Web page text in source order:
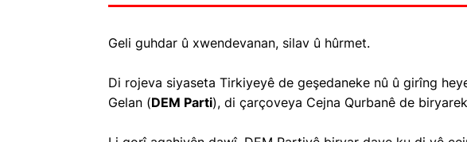
Geli guhdar û xwendevanan, silav û hûrmet.
Di rojeva siyaseta Tirkiyeyê de geşedaneke nû û girîng
Gelan (DEM Parti), di çarçoveya Cejna Qurbanê de